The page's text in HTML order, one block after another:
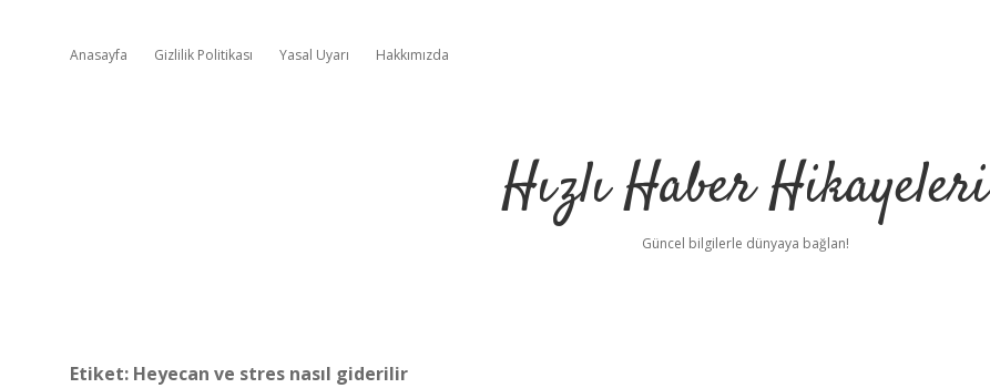
Anasayfa Gizlilik Politikası Yasal Uyarı Hakkımızda
Hızlı Haber Hikayeleri
Güncel bilgilerle dünyaya bağlan!
Etiket: Heyecan ve stres nasıl giderilir